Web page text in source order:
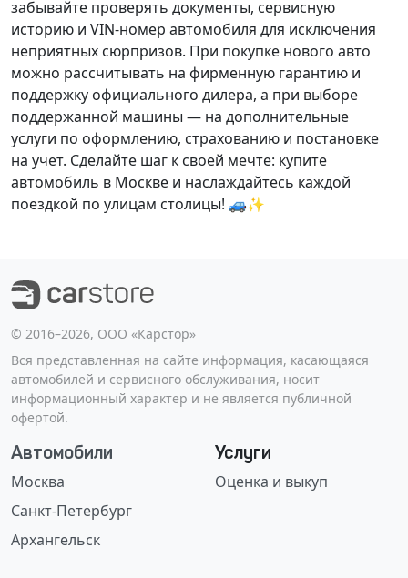
забывайте проверять документы, сервисную
историю и VIN-номер автомобиля для исключения
неприятных сюрпризов. При покупке нового авто
можно рассчитывать на фирменную гарантию и
поддержку официального дилера, а при выборе
поддержанной машины — на дополнительные
услуги по оформлению, страхованию и постановке
на учет. Сделайте шаг к своей мечте: купите
автомобиль в Москве и наслаждайтесь каждой
поездкой по улицам столицы! 🚙✨
©️ 2016–2026, ООО «Карстор»
Вся представленная на сайте информация, касающаяся
автомобилей и сервисного обслуживания, носит
информационный характер и не является публичной
офертой.
Автомобили
Москва
Санкт-Петербург
Архангельск
Услуги
Оценка и выкуп